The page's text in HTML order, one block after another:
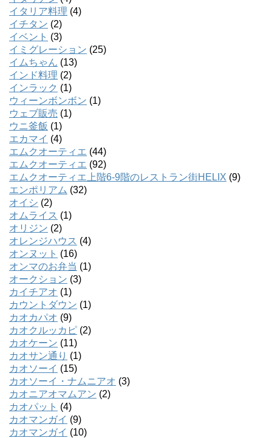
イタリア料理 (4)
イチタン (2)
イベント (3)
イミグレーション (25)
イムちゃん (13)
インド料理 (2)
インラック (1)
ウィーンボンボン (1)
ウェブ販売 (1)
ウニ釜飯 (1)
エカマイ (4)
エムクオーティエ (44)
エムクオーティエ (92)
エムクオーティエ上階6-9階のレストラン街HELIX (9)
エンポリアム (32)
オイシ (2)
オムライス (1)
オリジン (2)
オレンジハウス (4)
オンヌット (16)
オンマのお弁当 (1)
オークション (3)
カイチアオ (1)
カウントダウン (1)
カオカパオ (9)
カオクルッカピ (2)
カオケーン (11)
カオサン通り (1)
カオソーイ (15)
カオソーイ・ナムニアオ (3)
カオニアオマムアン (2)
カオパット (4)
カオマンガイ (9)
カオマンガイ (10)